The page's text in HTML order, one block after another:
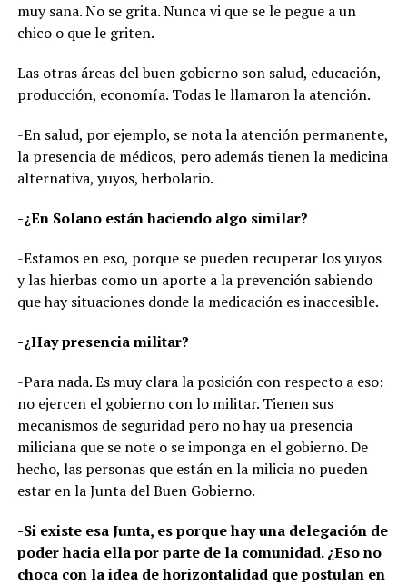
muy sana. No se grita. Nunca vi que se le pegue a un
chico o que le griten.
Las otras áreas del buen gobierno son salud, educación,
producción, economía. Todas le llamaron la atención.
-En salud, por ejemplo, se nota la atención permanente,
la presencia de médicos, pero además tienen la medicina
alternativa, yuyos, herbolario.
-¿En Solano están haciendo algo similar?
-Estamos en eso, porque se pueden recuperar los yuyos
y las hierbas como un aporte a la prevención sabiendo
que hay situaciones donde la medicación es inaccesible.
-¿Hay presencia militar?
-Para nada. Es muy clara la posición con respecto a eso:
no ejercen el gobierno con lo militar. Tienen sus
mecanismos de seguridad pero no hay ua presencia
miliciana que se note o se imponga en el gobierno. De
hecho, las personas que están en la milicia no pueden
estar en la Junta del Buen Gobierno.
-Si existe esa Junta, es porque hay una delegación de
poder hacia ella por parte de la comunidad. ¿Eso no
choca con la idea de horizontalidad que postulan en